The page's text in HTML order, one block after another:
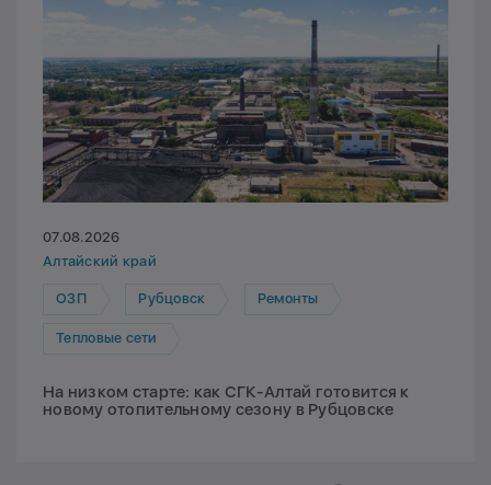
07.08.2026
Алтайский край
ОЗП Рубцовск Ремонты
Тепловые сети
На низком старте: как СГК-Алтай готовится к
новому отопительному сезону в Рубцовске